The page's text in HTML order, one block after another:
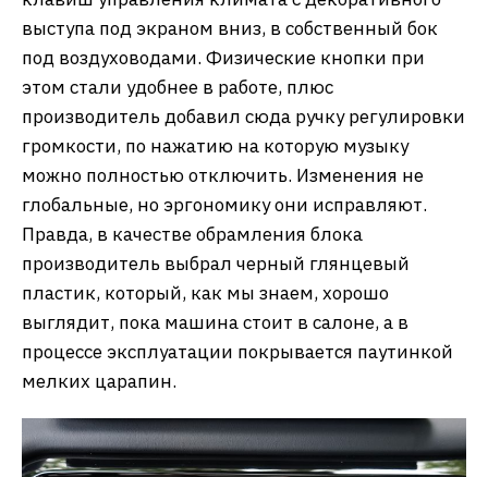
выступа под экраном вниз, в собственный бок
под воздуховодами. Физические кнопки при
этом стали удобнее в работе, плюс
производитель добавил сюда ручку регулировки
громкости, по нажатию на которую музыку
можно полностью отключить. Изменения не
глобальные, но эргономику они исправляют.
Правда, в качестве обрамления блока
производитель выбрал черный глянцевый
пластик, который, как мы знаем, хорошо
выглядит, пока машина стоит в салоне, а в
процессе эксплуатации покрывается паутинкой
мелких царапин.